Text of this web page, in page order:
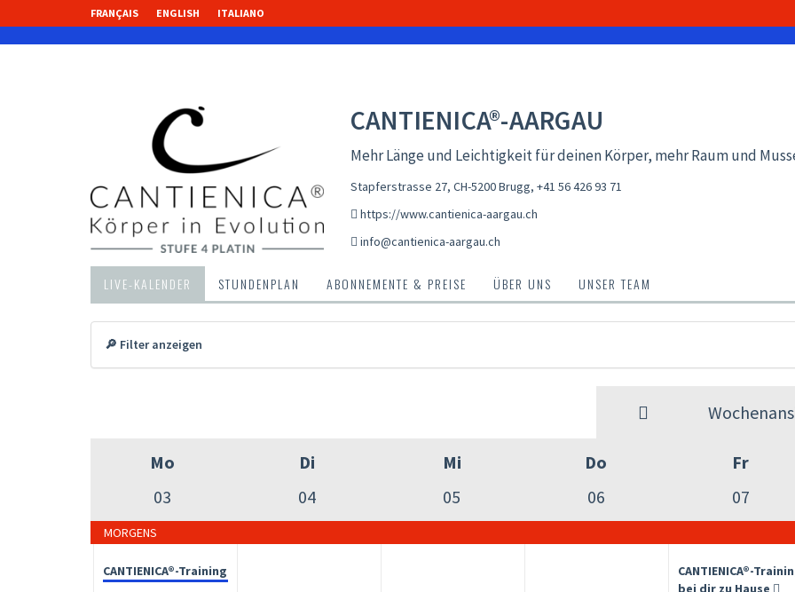
FRANÇAIS ENGLISH ITALIANO
CANTIENICA®-AARGAU
Mehr Länge und Leichtigkeit für deinen Körper, mehr Raum und
Stapferstrasse 27, CH-5200 Brugg, +41 56 426 93 71
https://www.cantienica-aargau.ch
info@cantienica-aargau.ch
LIVE-KALENDER STUNDENPLAN ABONNEMENTE & PREISE ÜBER UNS UNSER TEAM
🔎 Filter anzeigen
Mo
03
Di
04
Mi
05
Do
06
Fr
07
MORGENS
CANTIENICA®-Training
CANTIENICA®-
bei dir zu Hause